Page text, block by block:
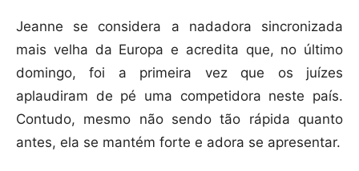
Jeanne se considera a nadadora sincronizada
mais velha da Europa e acredita que, no último
domingo, foi a primeira vez que os juízes
aplaudiram de pé uma competidora neste país.
Contudo, mesmo não sendo tão rápida quanto
antes, ela se mantém forte e adora se apresentar.